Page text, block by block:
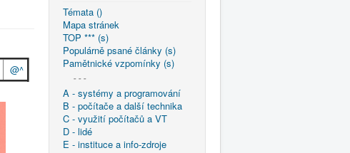
@^
Témata ()
Mapa stránek
TOP *** (s)
Populárně psané články (s)
Pamětnické vzpomínky (s)
- - -
A - systémy a programování
B - počítače a další technika
C - využití počítačů a VT
D - lidé
E - instituce a info-zdroje